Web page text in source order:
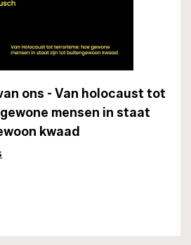
ons - Van holocaust tot
mensen in staat
kwaad